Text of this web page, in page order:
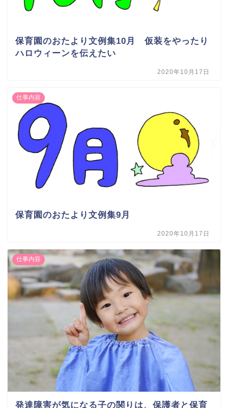
保育園のおたより文例集10月 仮装をやったり
ハロウィーンを伝えたい
2020年10月17日
仕事内容
保育園のおたより文例集9月
2020年10月17日
仕事内容
発達障害が気になる子の関りは、保護者と保育